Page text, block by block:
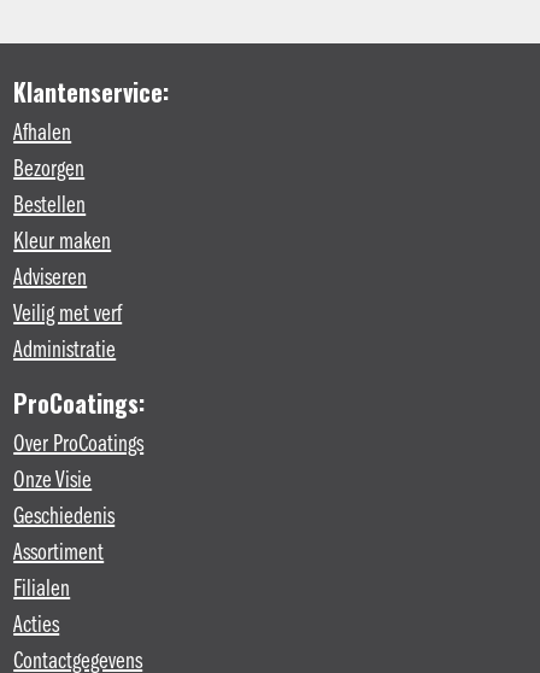
Klantenservice:
Afhalen
Bezorgen
Bestellen
Kleur maken
Adviseren
Veilig met verf
Administratie
ProCoatings:
Over ProCoatings
Onze Visie
Geschiedenis
Assortiment
Filialen
Acties
Contactgegevens